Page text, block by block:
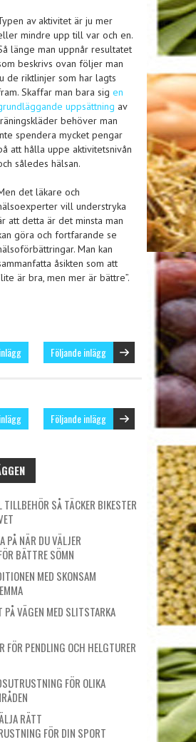
av aktivitet är ju mer
mindre upp till var och en.
länge man uppnår resultatet
beskrivs ovan följer man
de riktlinjer som har lagts
Skaffar man bara sig en
uppsättning av
behöver man
spendera mycket pengar
att hålla uppe aktivitetsnivån
således hälsan.
det läkare och
vill understryka
att detta är det minsta man
göra och fortfarande se
Man kan
åsikten som att
är bra, men mer är bättre”.
Följande inlägg
Följande inlägg
TILLBEHÖR SÅ TÄCKER BIKESTER
PÅ NÄR DU VÄLJER
BÄTTRE SÖMN
MED SKONSAM
PÅ VÄGEN MED SLITSTARKA
FÖR PENDLING OCH HELGTURER
FÖR OLIKA
RÄTT
FÖR DIN SPORT